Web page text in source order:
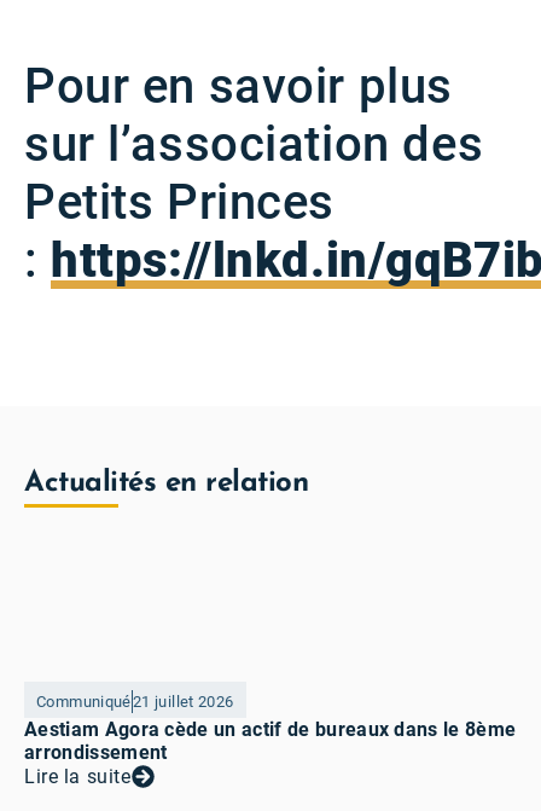
Pour en savoir plus
sur l’association des
Petits Princes
: https://lnkd.in/
Actualités en relation
Communiqué21 juillet 2026
Aestiam Agora cède un actif de bureaux dans le 8ème
arrondissement
Lire la suite